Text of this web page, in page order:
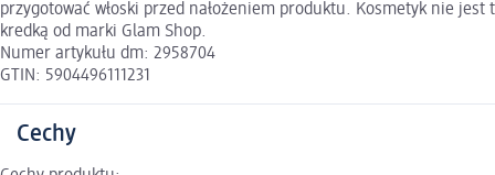
przygotować włoski przed nałożeniem produktu. Kosmetyk nie
kredką od marki Glam Shop.
Numer artykułu dm: 2958704
GTIN: 5904496111231
Cechy